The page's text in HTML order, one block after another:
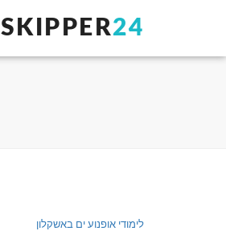
SKIPPER24
לימודי אופנוע ים באשקלון